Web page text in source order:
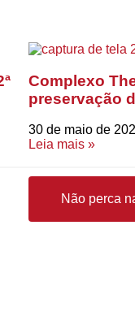
Complexo
preservação
30 de maio de
Leia mais »
Não perca